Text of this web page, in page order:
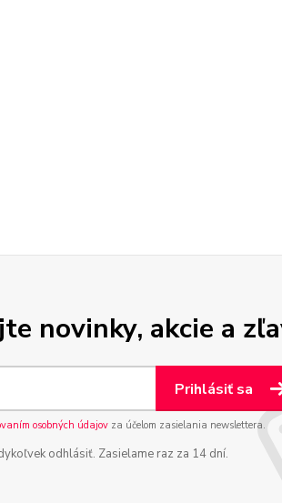
novinky, akcie a
Prihlásiť sa
osobných údajovza účelom zasielania newslettera.
odhlásiť. Zasielame raz za 14 dní.